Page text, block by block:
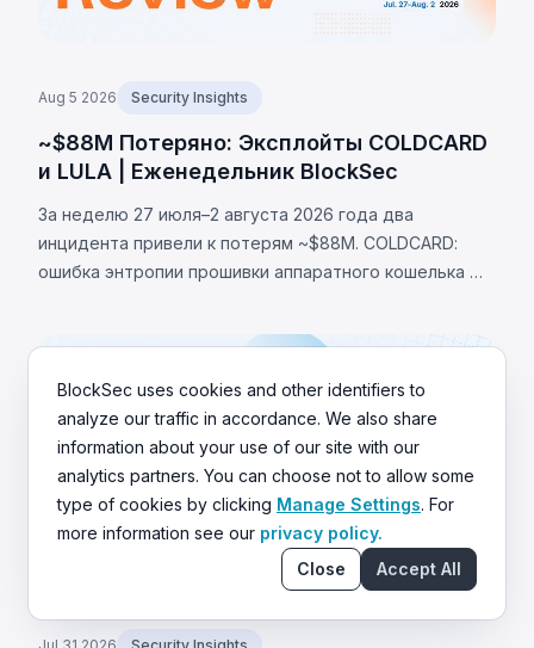
Aug 5 2026 Security Insights
~$88M Потеряно: Эксплойты COLDCARD
и LULA | Еженедельник BlockSec
За неделю 27 июля–2 августа 2026 года два
инцидента привели к потерям ~$88M. COLDCARD:
ошибка энтропии прошивки аппаратного кошелька —
логическая уязвимость позволила вызвать `recycle()`,
слив ~$578K из пула PancakeSwap V2.
BlockSec uses cookies and other identifiers to
analyze our traffic in accordance. We also share
information about your use of our site with our
analytics partners. You can choose not to allow some
type of cookies by clicking Manage Settings. For
more information see our privacy policy.
Close
Accept All